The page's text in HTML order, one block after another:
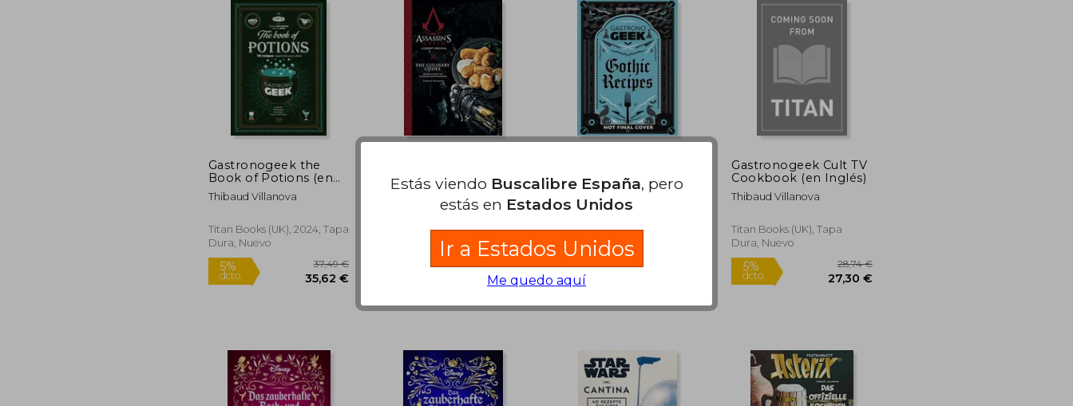
5%
dcto.
5%
dcto.
5%
dcto.
Gastronogeek the
Book of Potions (en
Inglés)
Thibaud Villanova
Titan Books (UK), 2024, Tapa
Dura, Nuevo
Culinary Codex (en
Inglés)
Thibaud Villanova
Titan Books (UK), Tapa
Blanda, Nuevo
Recipes (en Inglés)
Thibaud Villanova
Titan Books (UK), Tapa
Dura, Nuevo
Gastronogeek Cult TV
Cookbook (en Inglés)
Thibaud Villanova
Titan Books (UK), Tapa
Dura, Nuevo
Estás viendo Buscalibre España, pero
estás en Estados Unidos
Ir a Estados Unidos
Me quedo aquí